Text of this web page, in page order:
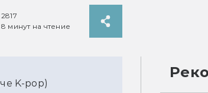
2817
8 минут на чтение
K-pop)